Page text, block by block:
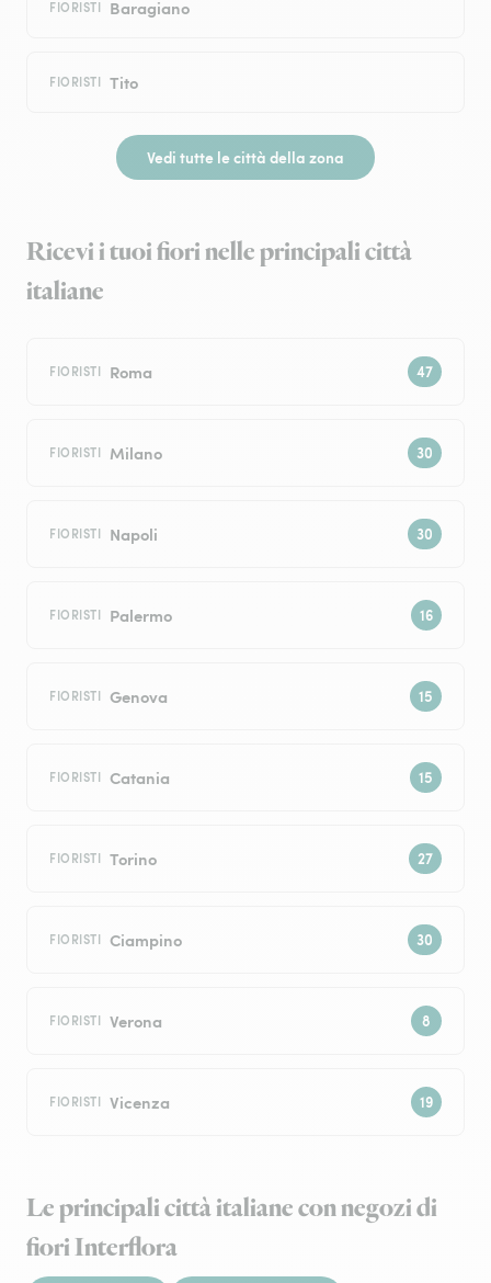
FIORISTI Baragiano
FIORISTI Tito
Vedi tutte le città della zona
Ricevi i tuoi fiori nelle principali città
italiane
FIORISTI Roma
FIORISTI Milano
FIORISTI Napoli
FIORISTI Palermo
FIORISTI Genova
FIORISTI Catania
FIORISTI Torino
FIORISTI Ciampino
FIORISTI Verona
FIORISTI Vicenza
Le principali città italiane con negozi di
fiori Interflora